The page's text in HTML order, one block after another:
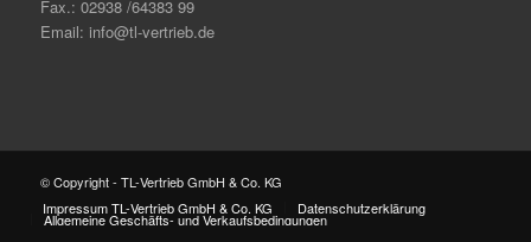
Fax.: 02938 /64383 99
Email: info@tl-vertrieb.de
© Copyright - TL-Vertrieb GmbH & Co. KG
Impressum TL-Vertrieb GmbH & Co. KG
Datenschutzerklärung
Allgemeine Geschäfts- und Verkaufsbedingungen